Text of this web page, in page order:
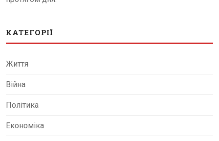
КАТЕГОРІЇ
Життя
Війна
Політика
Економіка